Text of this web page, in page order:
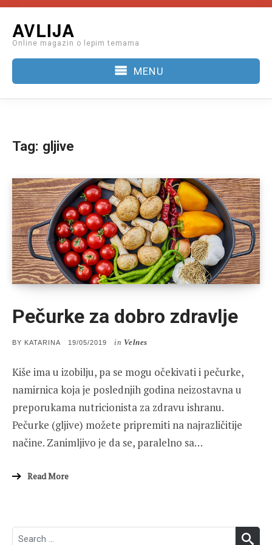
content
AVLIJA
Online magazin o lepim temama
MENU
Tag: gljive
Pečurke za dobro zdravlje
BY KATARINA
POSTED
19/05/2019 in Velnes
Kiše ima u izobilju, pa se mogu očekivati i pečurke,
namirnica koja je poslednjih godina neizostavna u
preporukama nutricionista za zdravu ishranu.
Pečurke (gljive) možete pripremiti na najrazličitije
načine. Zanimljivo je da se, paralelno sa…
Read More
Search